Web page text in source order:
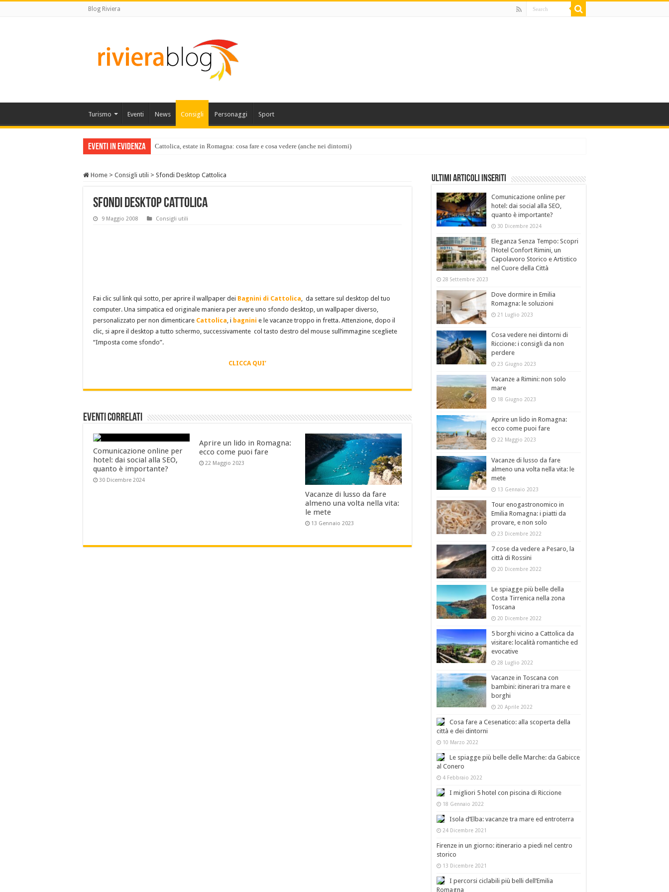
Blog Riviera
Turismo Eventi News Consigli Personaggi Sport
Eventi in Evidenza Cattolica, estate in Romagna: cosa fare e cosa vedere (anche nei dintorni)
Home > Consigli utili > Sfondi Desktop Cattolica
Sfondi Desktop Cattolica
9 Maggio 2008 Consigli utili
Fai clic sul link quì sotto, per aprire il wallpaper dei Bagnini di Cattolica , da settare sul desktop del tuo
computer. Una simpatica ed originale maniera per avere uno sfondo desktop, un wallpaper diverso,
personalizzato per non dimenticare Cattolica , i bagnini e le vacanze troppo in fretta. Attenzione, dopo il
clic, si apre il desktop a tutto schermo, successivamente col tasto destro del mouse sull’immagine scegliete
“Imposta come sfondo”.
CLICCA QUI’
Eventi Correlati
Comunicazione online per
hotel: dai social alla SEO,
quanto è importante?
30 Dicembre 2024
Aprire un lido in Romagna:
ecco come puoi fare
22 Maggio 2023
Vacanze di lusso da fare
almeno una volta nella vita:
le mete
13 Gennaio 2023
Ultimi Articoli Inseriti
Comunicazione online per
hotel: dai social alla SEO,
quanto è importante?
30 Dicembre 2024
Eleganza Senza Tempo: Scopri
l’Hotel Confort Rimini, un
Capolavoro Storico e Artistico
nel Cuore della Città
28 Settembre 2023
Dove dormire in Emilia
Romagna: le soluzioni
21 Luglio 2023
Cosa vedere nei dintorni di
Riccione: i consigli da non
perdere
23 Giugno 2023
Vacanze a Rimini: non solo
mare
18 Giugno 2023
Aprire un lido in Romagna:
ecco come puoi fare
22 Maggio 2023
Vacanze di lusso da fare
almeno una volta nella vita: le
mete
13 Gennaio 2023
Tour enogastronomico in
Emilia Romagna: i piatti da
provare, e non solo
23 Dicembre 2022
7 cose da vedere a Pesaro, la
città di Rossini
20 Dicembre 2022
Le spiagge più belle della
Costa Tirrenica nella zona
Toscana
20 Dicembre 2022
5 borghi vicino a Cattolica da
visitare: località romantiche ed
evocative
28 Luglio 2022
Vacanze in Toscana con
bambini: itinerari tra mare e
borghi
20 Aprile 2022
Cosa fare a Cesenatico: alla scoperta della
città e dei dintorni
10 Marzo 2022
Le spiagge più belle delle Marche: da Gabicce
al Conero
4 Febbraio 2022
I migliori 5 hotel con piscina di Riccione
18 Gennaio 2022
Isola d’Elba: vacanze tra mare ed entroterra
24 Dicembre 2021
Firenze in un giorno: itinerario a piedi nel centro
storico
13 Dicembre 2021
I percorsi ciclabili più belli dell’Emilia
Romagna